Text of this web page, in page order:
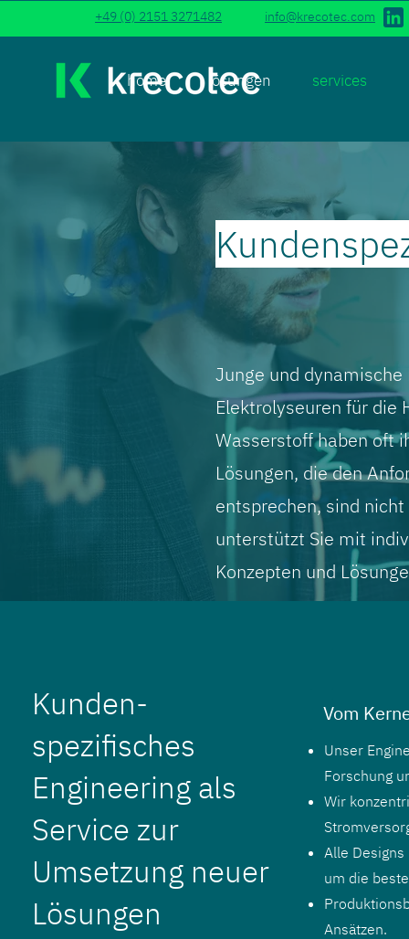
+49 (0) 2151 3271482 info@krecotec.com
home lösungen services
Junge und
Elektrolyseuren für die
Wasserstoff haben oft
Lösungen, die den
entsprechen, sind
unterstützt Sie mit
Konzepten und
Kunden-
spezifisches
Engineering als
Service zur
Umsetzung neuer
Lösungen
Vom
Unser
Forschung
Wir
Alle
um die
Ansätzen.